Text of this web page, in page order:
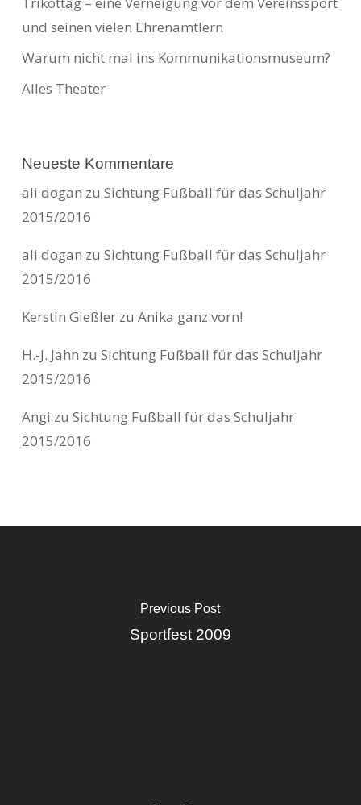
und seinen vielen Ehrenamtlern
Warum nicht mal ins Kommunikationsmuseum?
Alles Theater
Neueste Kommentare
ali dogan zu Sichtung Fußball für das Schuljahr
2015/2016
ali dogan zu Sichtung Fußball für das Schuljahr
2015/2016
Kerstin Gießlerzu Anika ganz vorn!
H.-J. Jahn zu Sichtung Fußball für das Schuljahr
2015/2016
Angi zu Sichtung Fußball für das Schuljahr
2015/2016
Previous Post
Sportfest 2009